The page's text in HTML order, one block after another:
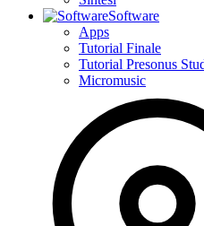
Software
Apps
Tutorial Finale
Tutorial Presonus
Micromusic